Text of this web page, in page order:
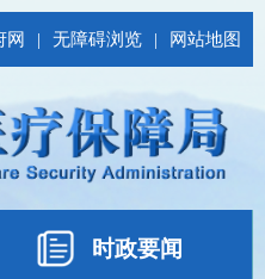
网 | 无障碍浏览 | 网站地图
时政要闻